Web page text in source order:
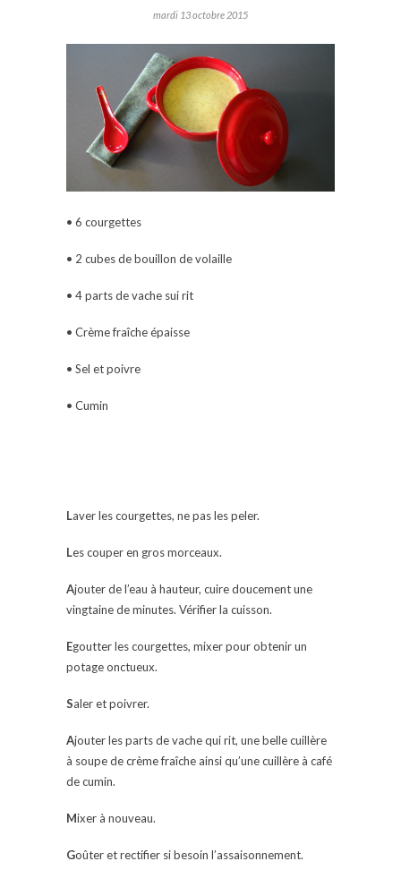
mardi 13 octobre 2015
• 6 courgettes
• 2 cubes de bouillon de volaille
• 4 parts de vache sui rit
• Crème fraîche épaisse
• Sel et poivre
• Cumin
Laver les courgettes, ne pas les peler.
Les couper en gros morceaux.
Ajouter de l’eau à hauteur, cuire doucement une
vingtaine de minutes. Vérifier la cuisson.
Egoutter les courgettes, mixer pour obtenir un
potage onctueux.
Saler et poivrer.
Ajouter les parts de vache qui rit, une belle cuillère
à soupe de crème fraîche ainsi qu’une cuillère à café
de cumin.
Mixer à nouveau.
Goûter et rectifier si besoin l’assaisonnement.